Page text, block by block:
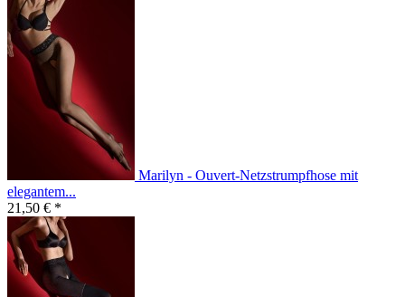
Marilyn - Ouvert-Netzstrumpfhose mit
elegantem...
21,50 € *